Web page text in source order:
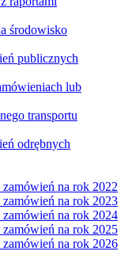
środowisko
publicznych
lub
transportu
odrębnych
na rok 2022
na rok 2023
na rok 2024
na rok 2025
na rok 2026